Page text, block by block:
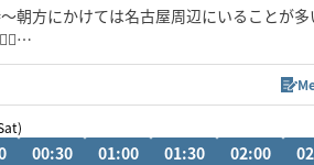
23:30 00:00 00:30 01:00
朝方にかけては名古屋周辺にいることが多
フト外の日時やメニューのご相談はチャット
い合わせください。
能な際は出来る限り対応させていただきます
00:30 01:00 01:30 02:00